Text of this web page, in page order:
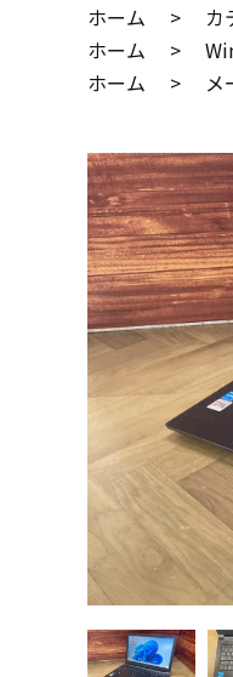
ホーム
> カ
ホーム
>
ホーム
> メ